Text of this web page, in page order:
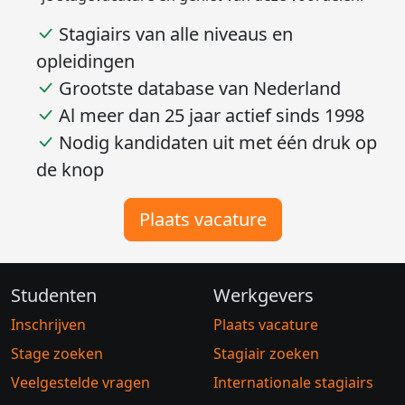
Stagiairs van alle niveaus en
opleidingen
Grootste database van Nederland
Al meer dan 25 jaar actief sinds 1998
Nodig kandidaten uit met één druk op
de knop
Plaats vacature
Studenten
Inschrijven
Stage zoeken
Veelgestelde vragen
Werkgevers
Plaats vacature
Stagiair zoeken
Internationale stagiairs